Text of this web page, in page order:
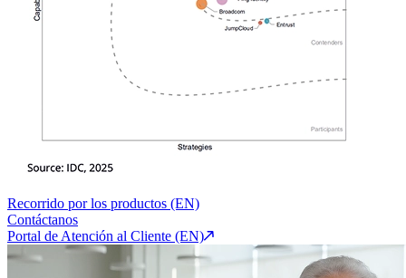
Recorrido por los productos (EN)
Contáctanos
Portal de Atención al Cliente (EN)